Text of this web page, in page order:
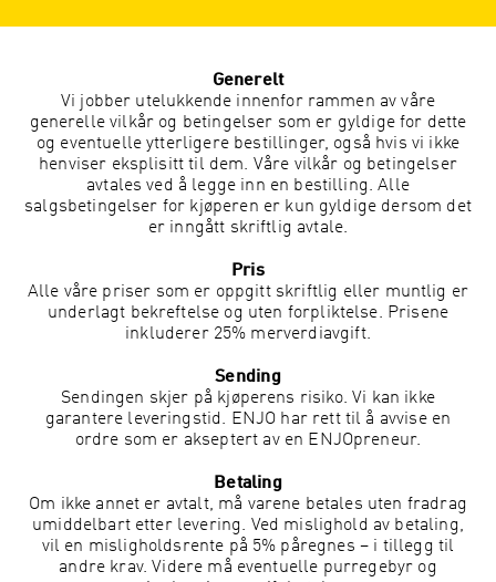
Generelt
Vi jobber utelukkende innenfor rammen av våre
generelle vilkår og betingelser som er gyldige for dette
og eventuelle ytterligere bestillinger, også hvis vi ikke
henviser eksplisitt til dem. Våre vilkår og betingelser
avtales ved å legge inn en bestilling. Alle
salgsbetingelser for kjøperen er kun gyldige dersom det
er inngått skriftlig avtale.
Pris
Alle våre priser som er oppgitt skriftlig eller muntlig er
underlagt bekreftelse og uten forpliktelse. Prisene
inkluderer 25% merverdiavgift.
Sending
Sendingen skjer på kjøperens risiko. Vi kan ikke
garantere leveringstid. ENJO har rett til å avvise en
ordre som er akseptert av en ENJOpreneur.
Betaling
Om ikke annet er avtalt, må varene betales uten fradrag
umiddelbart etter levering. Ved mislighold av betaling,
vil en misligholdsrente på 5% påregnes – i tillegg til
andre krav. Videre må eventuelle purregebyr og